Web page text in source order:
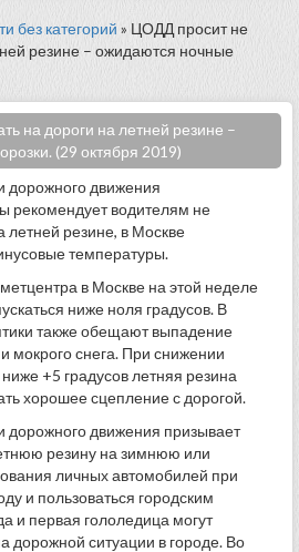
без категорий » ЦОДД просит не
резине – ожидаются ночные
на дороги на летней резине –
(29 октября 2019)
дорожного движения
рекомендует водителям не
летней резине, в Москве
температуры.
в Москве на этой неделе
ниже ноля градусов. В
также обещают выпадение
мокрого снега. При снижении
+5 градусов летняя резина
хорошее сцепление с дорогой.
дорожного движения призывает
резину на зимнюю или
личных автомобилей при
и пользоваться городским
и первая гололедица могут
дорожной ситуации в городе. Во